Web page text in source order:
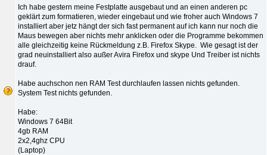
Ich habe gestern meine Festplatte ausgebaut und an einen anderen pc
geklärt zum formatieren, wieder eingebaut und wie froher auch Windows 7
installiert aber jetz hängt der sich fast permanent auf ich kann nur noch die
Maus bewegen aber nichts mehr anklicken oder die Programme bekommen
alle gleichzeitig keine Rückmeldung z.B. Firefox Skype. Wie gesagt ist der
grad neuinstalliert also außer Avira Firefox und skype Und Treiber ist nichts
drauf.
Habe auchschon nen RAM Test durchlaufen lassen nichts gefunden.
System Test nichts gefunden.
Habe:
Windows 7 64Bit
4gb RAM
2x2,4ghz CPU
(Laptop)